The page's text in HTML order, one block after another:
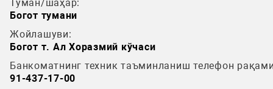
Туман/шаҳар:
Богот тумани
Жойлашуви:
Богот т. Ал Хоразмий кўчаси
Банкоматнинг техник таъминланиш телефон
91-437-17-00